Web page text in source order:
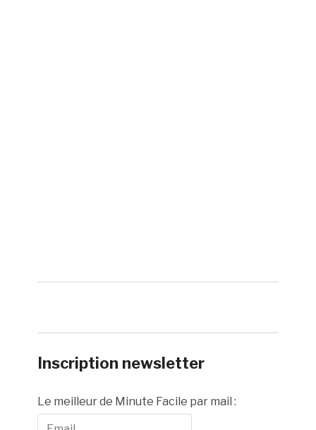
Inscription newsletter
Le meilleur de Minute Facile par mail :